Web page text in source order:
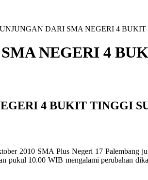
DARI SMA NEGERI 4
NEGERI 4
4 BUKIT TINGGI
2010 SMA Plus Negeri 17 Palembang
pukul 10.00 WIB mengalami perubahan